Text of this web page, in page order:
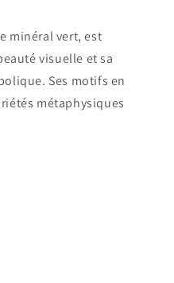
minéral vert, est
visuelle et sa
Ses motifs en
métaphysiques